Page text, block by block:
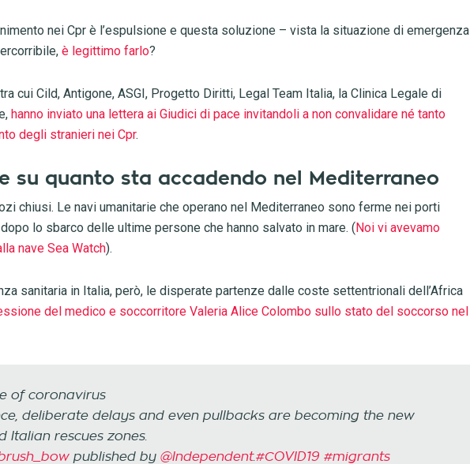
nei Cpr è l’espulsione e questa soluzione – vista la situazione di emergenza
è legittimo farlo?
cui Cild, Antigone, ASGI, Progetto Diritti, Legal Team Italia, la Clinica Legale di
hanno inviato una lettera ai Giudici di pace invitandoli a non convalidare né tanto
degli stranieri nei Cpr.
su quanto sta accadendo nel Mediterraneo
chiusi. Le navi umanitarie che operano nel Mediterraneo sono ferme nei porti
lo sbarco delle ultime persone che hanno salvato in mare. (Noi vi avevamo
nave Sea Watch).
sanitaria in Italia, però, le disperate partenze dalle coste settentrionali dell’Africa
del medico e soccorritore Valeria Alice Colombo sullo stato del soccorso nel
of coronavirus
deliberate delays and even pullbacks are becoming the new
Italian rescues zones.
published by @Independent.#COVID19 #migrants